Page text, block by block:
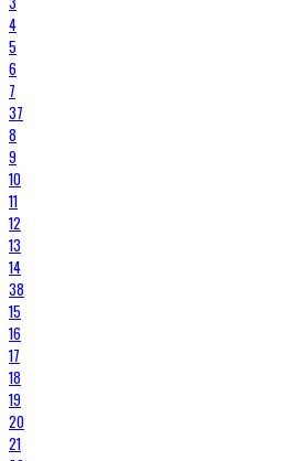
4
5
6
7
37
8
9
10
11
12
13
14
38
15
16
17
18
19
20
21